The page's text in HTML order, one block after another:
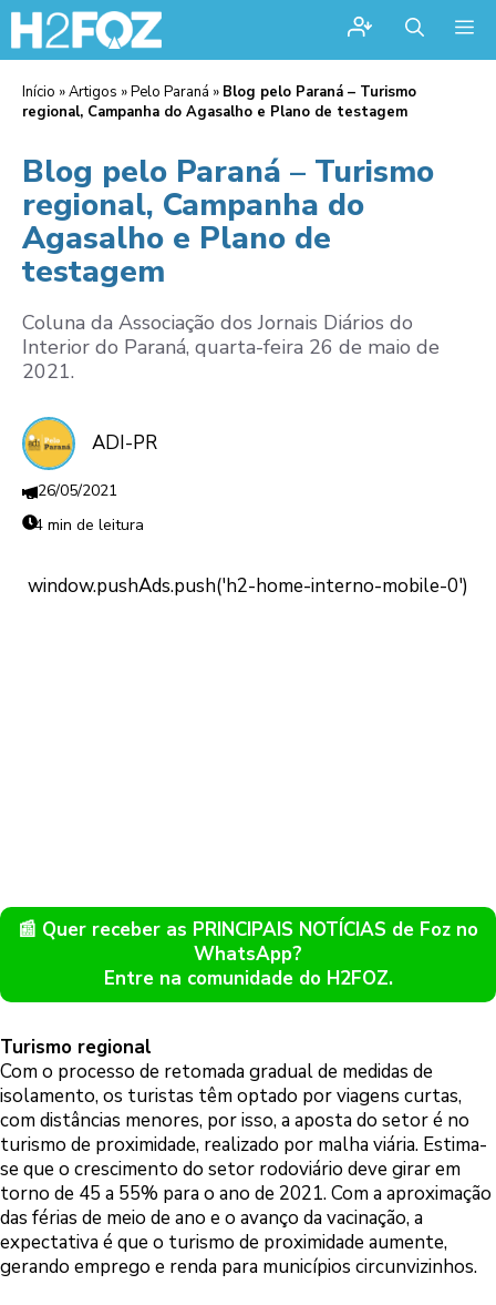
Início »Artigos »Pelo Paraná » Blog pelo Paraná – Turismo
regional, Campanha do Agasalho e Plano de testagem
Blog pelo Paraná – Turismo
regional, Campanha do
Agasalho e Plano de
testagem
Coluna da Associação dos Jornais Diários do
Interior do Paraná, quarta-feira 26 de maio de
2021.
ADI-PR
26/05/2021
4 min de leitura
📰 Quer receber as PRINCIPAIS NOTÍCIAS de Foz no
WhatsApp?
Entre na comunidade do H2FOZ.
Turismo regional
Com o processo de retomada gradual de medidas de
isolamento, os turistas têm optado por viagens curtas,
com distâncias menores, por isso, a aposta do setor é no
turismo de proximidade, realizado por malha viária. Estima-
se que o crescimento do setor rodoviário deve girar em
torno de 45 a 55% para o ano de 2021. Com a aproximação
das férias de meio de ano e o avanço da vacinação, a
expectativa é que o turismo de proximidade aumente,
gerando emprego e renda para municípios circunvizinhos.